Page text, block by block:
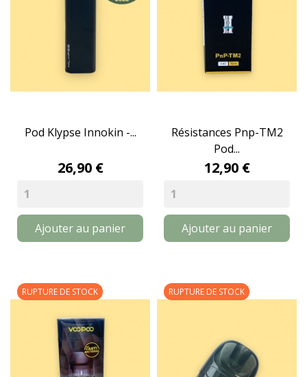
Pod Klypse Innokin -...
26,90 €
Ajouter au panier
Résistances Pnp-TM2
Pod...
12,90 €
Ajouter au panier
RUPTURE DE STOCK RUPTURE DE STOCK